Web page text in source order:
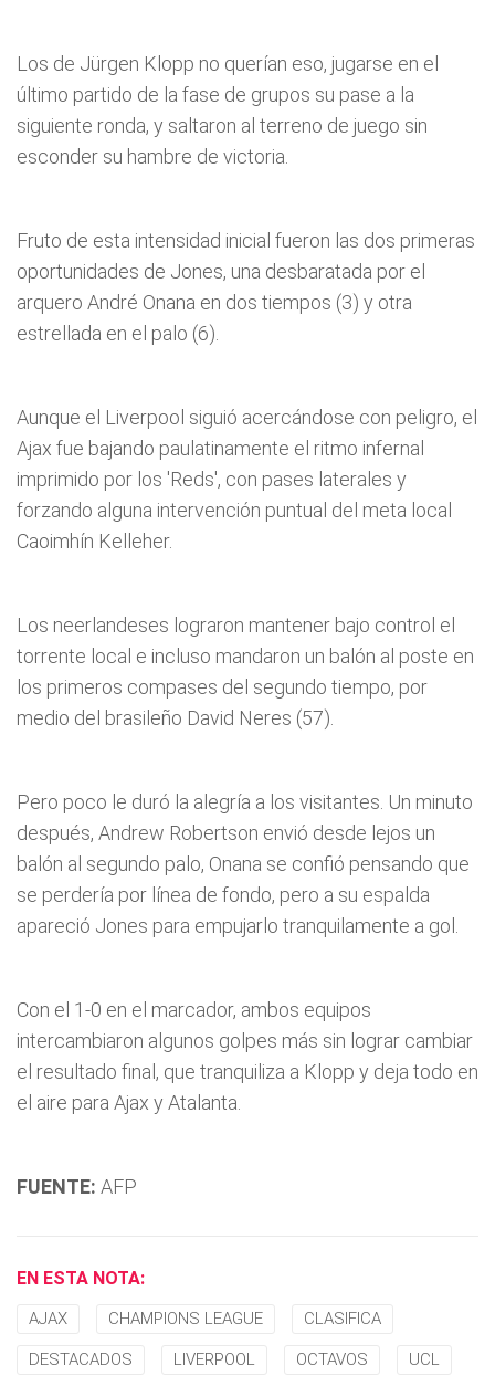
Los de Jürgen Klopp no querían eso, jugarse en el
último partido de la fase de grupos su pase a la
siguiente ronda, y saltaron al terreno de juego sin
esconder su hambre de victoria.
Fruto de esta intensidad inicial fueron las dos primeras
oportunidades de Jones, una desbaratada por el
arquero André Onana en dos tiempos (3) y otra
estrellada en el palo (6).
Aunque el Liverpool siguió acercándose con peligro, el
Ajax fue bajando paulatinamente el ritmo infernal
imprimido por los 'Reds', con pases laterales y
forzando alguna intervención puntual del meta local
Caoimhín Kelleher.
Los neerlandeses lograron mantener bajo control el
torrente local e incluso mandaron un balón al poste en
los primeros compases del segundo tiempo, por
medio del brasileño David Neres (57).
Pero poco le duró la alegría a los visitantes. Un minuto
después, Andrew Robertson envió desde lejos un
balón al segundo palo, Onana se confió pensando que
se perdería por línea de fondo, pero a su espalda
apareció Jones para empujarlo tranquilamente a gol.
Con el 1-0 en el marcador, ambos equipos
intercambiaron algunos golpes más sin lograr cambiar
el resultado final, que tranquiliza a Klopp y deja todo en
el aire para Ajax y Atalanta.
FUENTE: AFP
EN ESTA NOTA:
AJAX CHAMPIONS LEAGUE CLASIFICA
DESTACADOS LIVERPOOL OCTAVOS UCL